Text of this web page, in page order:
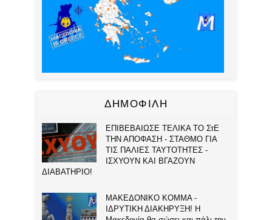
ΔΗΜΟΦΙΛΗ
ΕΠΙΒΕΒΑΙΩΣΕ ΤΕΛΙΚΑ ΤΟ ΣτΕ
ΤΗΝ ΑΠΟΦΑΣΗ - ΣΤΑΘΜΟ ΓΙΑ
ΤΙΣ ΠΑΛΙΕΣ ΤΑΥΤΟΤΗΤΕΣ -
ΙΣΧΥΟΥΝ ΚΑΙ ΒΓΑΖΟΥΝ
ΔΙΑΒΑΤΗΡΙΟ!
ΜΑΚΕΔΟΝΙΚΟ ΚΟΜΜΑ -
ΙΔΡΥΤΙΚΗ ΔΙΑΚΗΡΥΞΗ! Η